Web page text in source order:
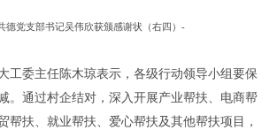
德党支部书记吴伟欣获颁感谢状 （右四 ） -
工委主任陈木琼表示，各级行动领导小组要保
。通过村企结对，深入开展产业帮扶、电商帮
帮扶、就业帮扶、爱心帮扶及其他帮扶项目，